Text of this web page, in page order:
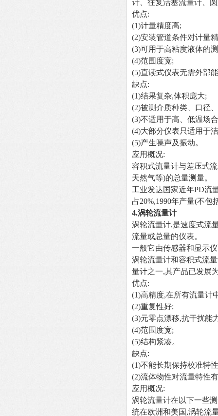
计、往复活塞流量计、
优点:
(1)计量精度高;
(2)安装管道条件对计量
(3)可用于高粘度液体的
(4)范围度宽;
(5)直读式仪表无需外部
缺点:
(1)结果复杂,体积庞大;
(2)被测介质种类、口径
(3)不适用于高、低温场
(4)大部分仪表只适用于
(5)产生噪声及振动。
应用概况:
容积式流量计与差压式
天然气等)的总量测量。
工业发达国家近年PD流
占20%,1990年产量(不包
4.涡轮流量计
涡轮流量计,是速度式流
流量或总量的仪表。
一般它由传感器和显示
涡轮流量计和容积式流
量计之一,其产品已发展
优点:
(1)高精度,在所有流量计
(2)重复性好;
(3)元零点漂移,抗干扰能
(4)范围度宽;
(5)结构紧凑。
缺点:
(1)不能长期保持校准特
(2)流体物性对流量特性
应用概况:
涡轮流量计在以下一些
统在欧洲和美国,涡轮流